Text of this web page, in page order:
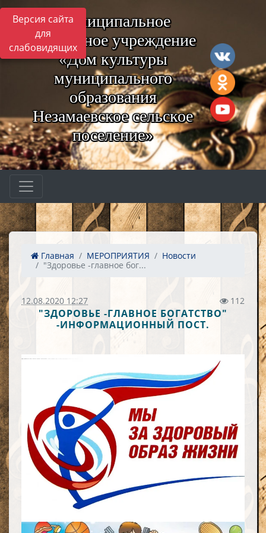
Версия сайта
для
слабовидящих
Муниципальное
бюджетное учреждение
«Дом культуры
муниципального
образования
Незамаевское сельское
поселение»
Главная МЕРОПРИЯТИЯ
Новости
"Здоровье -главное бог...
12.08.2020 12:27 112
"ЗДОРОВЬЕ -ГЛАВНОЕ БОГАТСТВО"
-ИНФОРМАЦИОННЫЙ ПОСТ.